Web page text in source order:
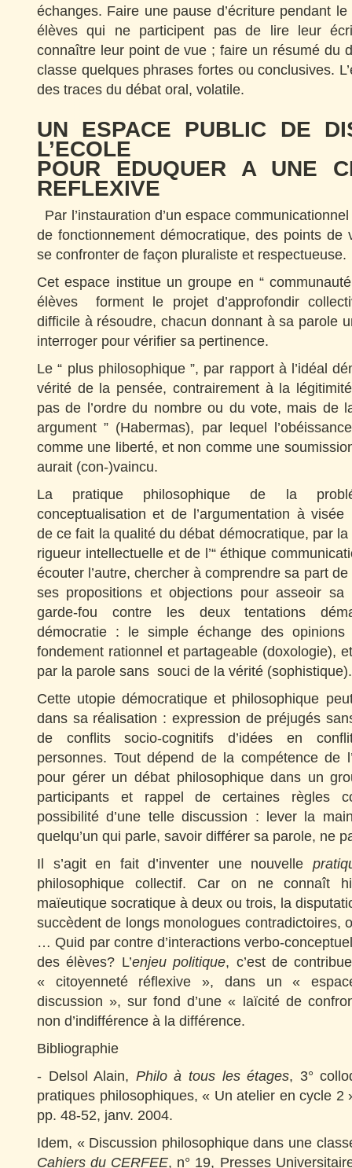
échanges. Faire une pause d’écriture pendant
élèves qui ne participent pas de lire leur
connaître leur point de vue ; faire un résumé du
classe quelques phrases fortes ou conclusives.
des traces du débat oral, volatile.
UN ESPACE PUBLIC DE
L’ECOLE
POUR EDUQUER A UNE
REFLEXIVE
Par l’instauration d’un espace
de fonctionnement démocratique, des points de
se confronter de façon pluraliste et respectueuse.
Cet espace institue un groupe en “
élèves forment le projet d’approfondir
difficile à résoudre, chacun donnant à sa parole
interroger pour vérifier sa pertinence.
Le “ plus philosophique ”, par rapport à l’idéal
vérité de la pensée, contrairement à la légitimité
pas de l’ordre du nombre ou du vote, mais de
argument ” (Habermas), par lequel
comme une liberté, et non comme une
aurait (con-)vaincu.
La pratique philosophique de la
conceptualisation et de l’argumentation à visée
de ce fait la qualité du débat démocratique, par
rigueur intellectuelle et de l’“ éthique
écouter l’autre, chercher à comprendre sa part
ses propositions et objections pour asseoir sa
garde-fou contre les deux tentations
démocratie : le simple échange des opinions
fondement rationnel et partageable (doxologie),
par la parole sans souci de la vérité (sophistique).
Cette utopie démocratique et philosophique
dans sa réalisation : expression de préjugés
de conflits socio-cognitifs d’idées en
personnes. Tout dépend de la compétence de
pour gérer un débat philosophique dans un
participants et rappel de certaines règles
possibilité d’une telle discussion : lever la
quelqu’un qui parle, savoir différer sa parole, ne
Il s’agit en fait d’inventer une nouvelle
philosophique collectif. Car on ne connaît
maïeutique socratique à deux ou trois, la
succèdent de longs monologues contradictoires,
… Quid par contre d’interactions verbo-
des élèves? L’enjeu politique, c’est de
« citoyenneté réflexive », dans un «
discussion », sur fond d’une « laïcité de
non d’indifférence à la différence.
Bibliographie
- Delsol Alain, Philo à tous les étages, 3°
pratiques philosophiques, « Un atelier en cycle 2
pp. 48-52, janv. 2004.
Idem, « Discussion philosophique dans une
Cahiers du CERFEE, n° 19, Presses